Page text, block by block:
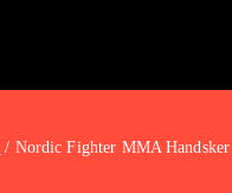
Nordic Fighter MMA